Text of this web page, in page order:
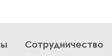
Сотрудничество